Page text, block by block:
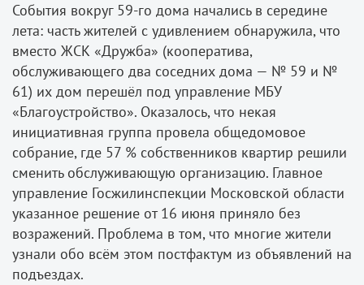
События вокруг 59-го дома начались в середине
лета: часть жителей с удивлением обнаружила, что
вместо ЖСК «Дружба» (кооператива,
обслуживающего два соседних дома — № 59 и №
61) их дом перешёл под управление МБУ
«Благоустройство». Оказалось, что некая
инициативная группа провела общедомовое
собрание, где 57 % собственников квартир решили
сменить обслуживающую организацию. Главное
управление Госжилинспекции Московской области
указанное решение от 16 июня приняло без
возражений. Проблема в том, что многие жители
узнали обо всём этом постфактум из объявлений на
подъездах.